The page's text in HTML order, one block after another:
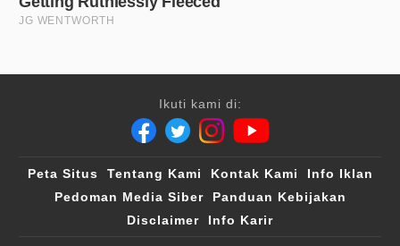
Ikuti kami di:
Peta Situs Tentang Kami Kontak Kami
Info Iklan
Pedoman Media Siber
Panduan Kebijakan
Disclaimer
Info Karir